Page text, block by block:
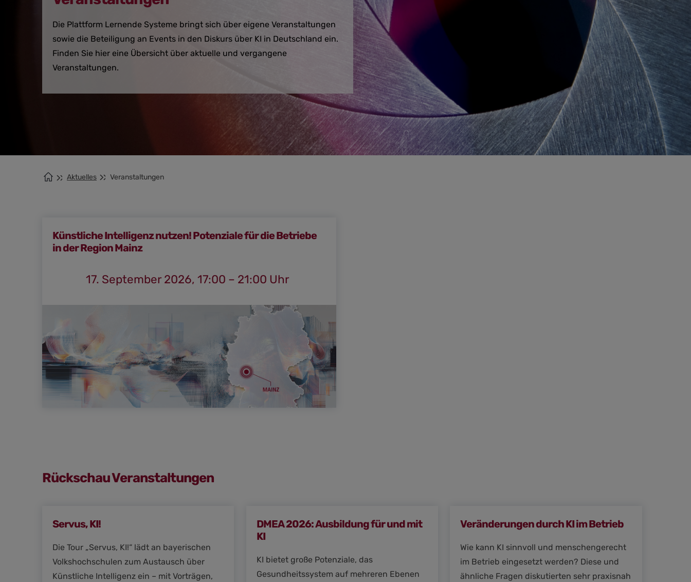
Die Plattform Lernende Systeme bringt sich über eigene Veranstaltungen
sowie die Beteiligung an Events in den Diskurs über KI in Deutschland ein.
Finden Sie hier eine Übersicht über aktuelle und vergangene
Veranstaltungen.
Aktuelles Veranstaltungen
Künstliche Intelligenz nutzen! Potenziale für die Betriebe
in der Region Mainz
17. September 2026, 17:00 – 21:00 Uhr
Rückschau Veranstaltungen
Servus, KI!
Die Tour „Servus, KI!“ lädt an bayerischen
Volkshochschulen zum Austausch über
Künstliche Intelligenz ein – mit Vorträgen,
DMEA 2026: Ausbildung für und mit
KI
KI bietet große Potenziale, das
Gesundheitssystem auf mehreren Ebenen
Veränderungen durch KI im Betrieb
Wie kann KI sinnvoll und menschengerecht
im Betrieb eingesetzt werden? Diese und
ähnliche Fragen diskutierten sehr praxisnah